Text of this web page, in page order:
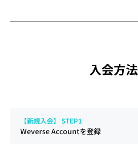
入会方法
【新規入会】 STEP1
Weverse Accountを登録